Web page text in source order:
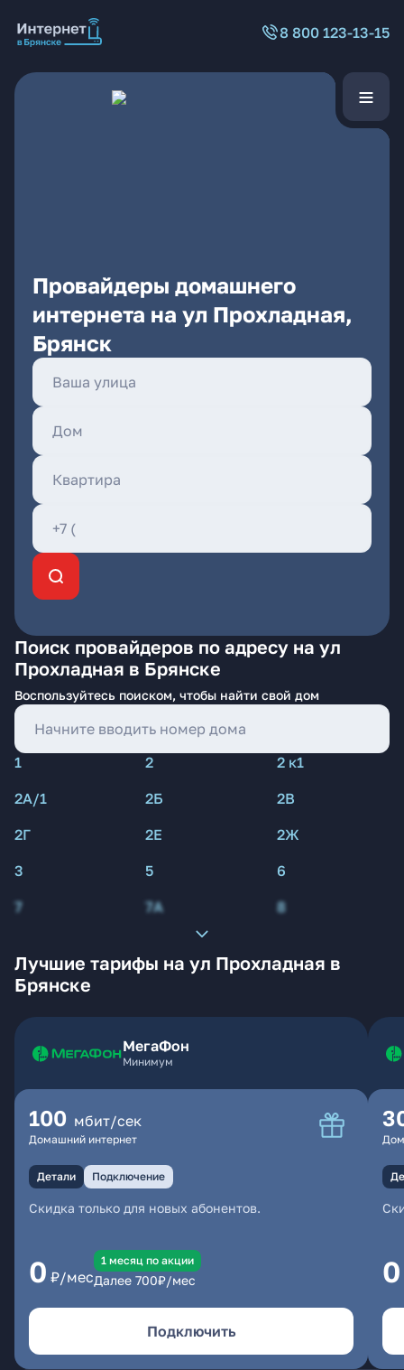
8 800 123-13-15
Провайдеры домашнего
интернета на ул Прохладная,
Брянск
Поиск провайдеров по адресу на ул
Прохладная в Брянске
Воспользуйтесь поиском, чтобы найти свой дом
1 2
2 к1
2А/1
2Б
2В
2Г
2Е
2Ж
3
5
6
7
7А 8
Лучшие тарифы на ул Прохладная в
Брянске
МегаФон
Минимум
100 мбит/сек
Домашний интернет
Детали Подключение
Скидка только для новых абонентов.
0 ₽/мес
1 месяц по акции
Далее 700₽/мес
Подключить
0